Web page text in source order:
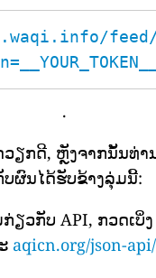
feed/
.
ວຽກດີ, ຫຼັງຈາກນັ້ນທ່າ
ຜົນໄດ້ຮັບຂ້າງລຸ່ມນີ້:
ຽວກັບ API, ກວດເບິ່ງ
aqicn.org/json-